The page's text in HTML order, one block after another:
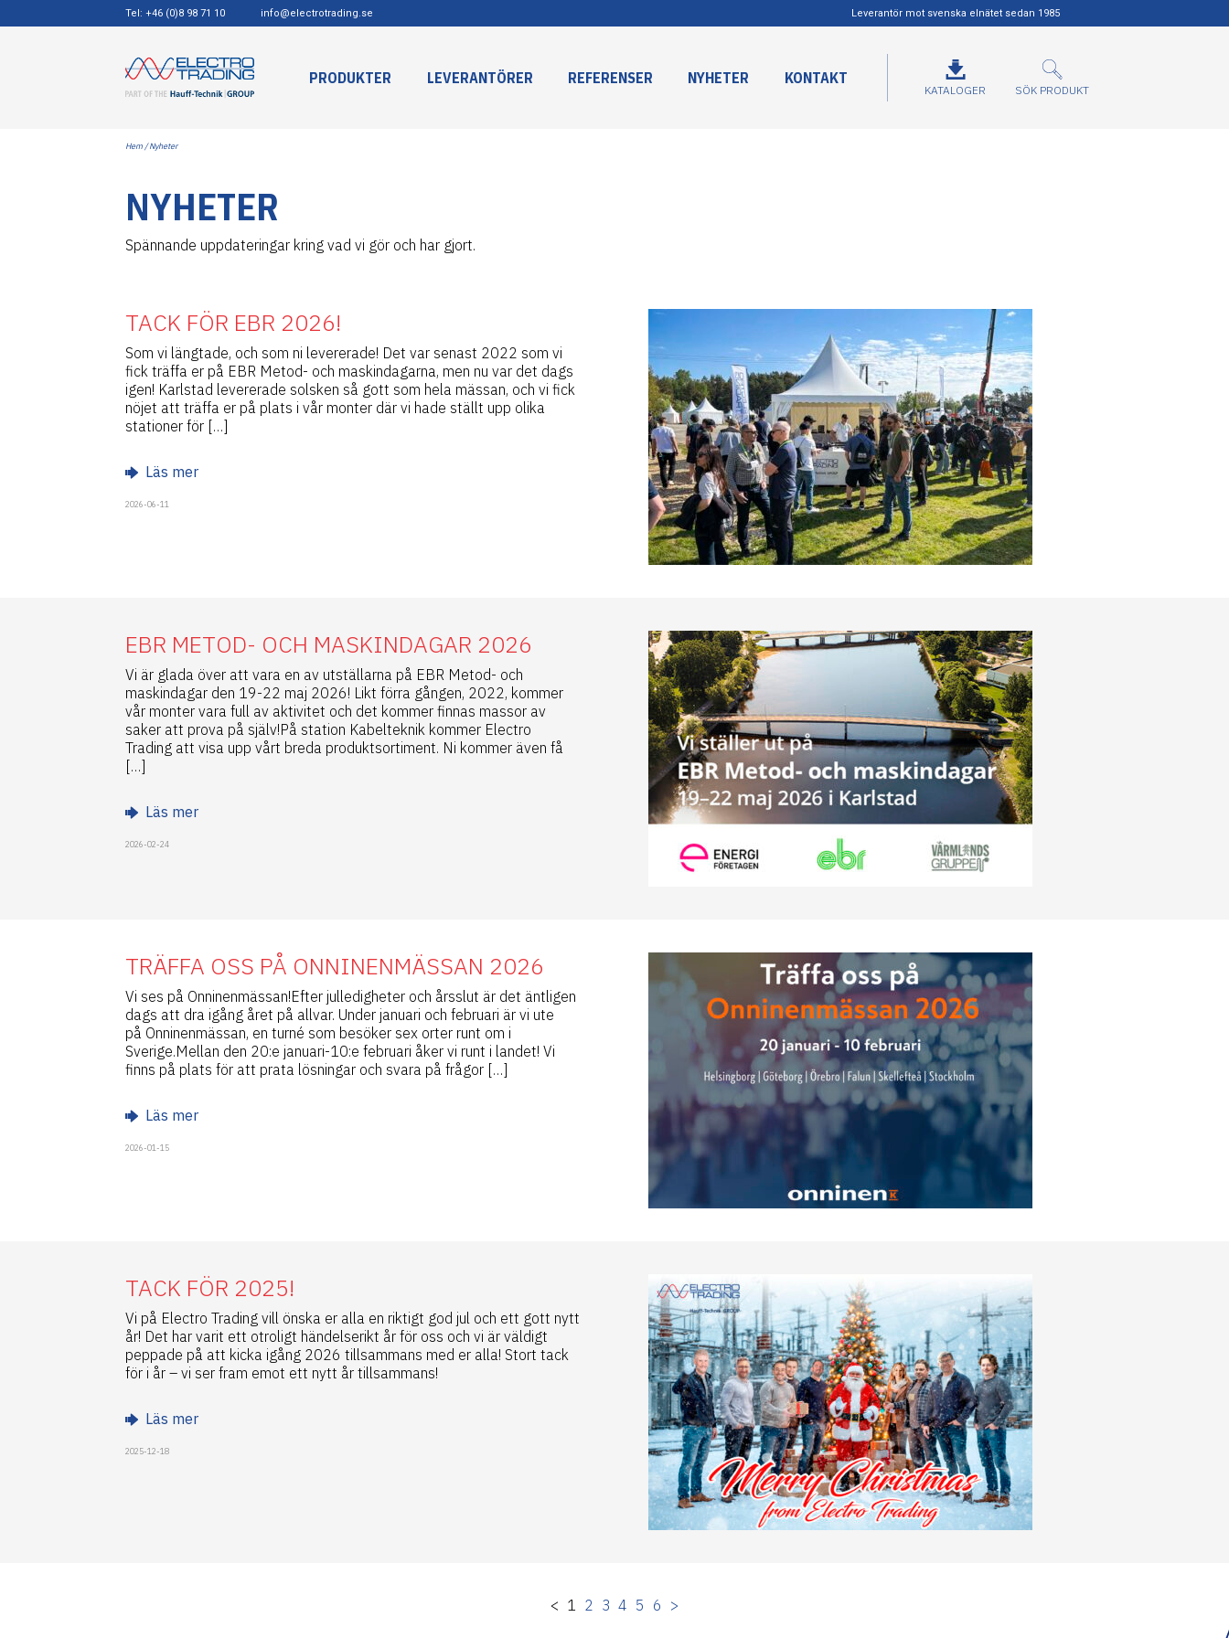
Tel: +46 (0)8 98 71 10 info@electrotrading.se Leverantör mot svenska elnätet sedan 1985
PRODUKTER LEVERANTÖRER REFERENSER NYHETER KONTAKT
KATALOGER SÖK PRODUKT
Hem / Nyheter
NYHETER
Spännande uppdateringar kring vad vi gör och har gjort.
TACK FÖR EBR 2026!
Som vi längtade, och som ni levererade! Det var senast 2022 som vi
fick träffa er på EBR Metod- och maskindagarna, men nu var det dags
igen! Karlstad levererade solsken så gott som hela mässan, och vi fick
nöjet att träffa er på plats i vår monter där vi hade ställt upp olika
stationer för […]
Läs mer
2026-06-11
EBR METOD- OCH MASKINDAGAR 2026
Vi är glada över att vara en av utställarna på EBR Metod- och
maskindagar den 19-22 maj 2026! Likt förra gången, 2022, kommer
vår monter vara full av aktivitet och det kommer finnas massor av
saker att prova på själv!På station Kabelteknik kommer Electro
Trading att visa upp vårt breda produktsortiment. Ni kommer även få
[…]
Läs mer
2026-02-24
TRÄFFA OSS PÅ ONNINENMÄSSAN 2026
Vi ses på Onninenmässan!Efter julledigheter och årsslut är det äntligen
dags att dra igång året på allvar. Under januari och februari är vi ute
på Onninenmässan, en turné som besöker sex orter runt om i
Sverige.Mellan den 20:e januari-10:e februari åker vi runt i landet! Vi
finns på plats för att prata lösningar och svara på frågor […]
Läs mer
2026-01-15
TACK FÖR 2025!
Vi på Electro Trading vill önska er alla en riktigt god jul och ett gott nytt
år! Det har varit ett otroligt händelserikt år för oss och vi är väldigt
peppade på att kicka igång 2026 tillsammans med er alla! Stort tack
för i år – vi ser fram emot ett nytt år tillsammans!
Läs mer
2025-12-18
< 1 2 3 4 5 6 >